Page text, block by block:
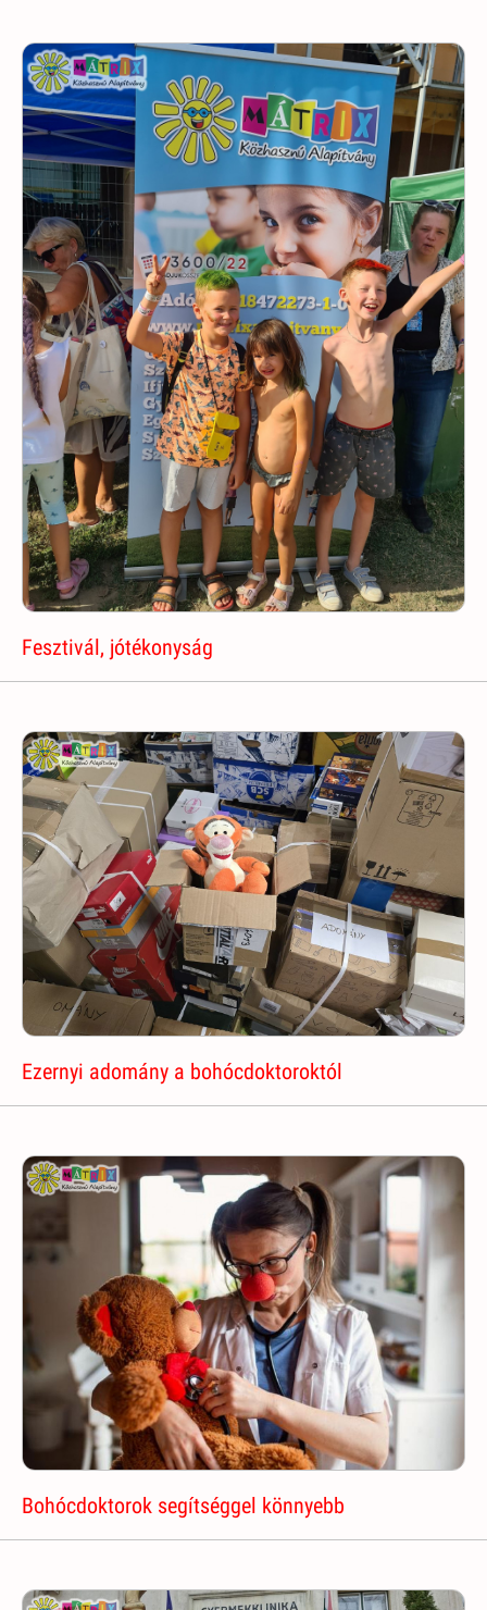
Fesztivál, jótékonyság
Ezernyi adomány a bohócdoktoroktól
Bohócdoktorok segítséggel könnyebb